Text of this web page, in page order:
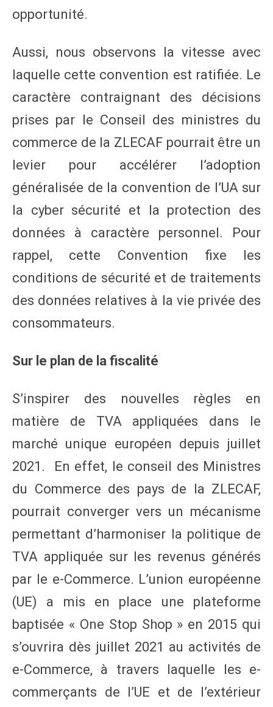
opportunité.
Aussi, nous observons la vitesse avec
laquelle cette convention est ratifiée. Le
caractère contraignant des décisions
prises par le Conseil des ministres du
commerce de la ZLECAF pourrait être un
levier pour accélérer l’adoption
généralisée de la convention de l’UA sur
la cyber sécurité et la protection des
données à caractère personnel. Pour
rappel, cette Convention fixe les
conditions de sécurité et de traitements
des données relatives à la vie privée des
consommateurs.
Sur le plan de la fiscalité
S’inspirer des nouvelles règles en
matière de TVA appliquées dans le
marché unique européen depuis juillet
2021. En effet, le conseil des Ministres
du Commerce des pays de la ZLECAF,
pourrait converger vers un mécanisme
permettant d’harmoniser la politique de
TVA appliquée sur les revenus générés
par le e-Commerce. L’union européenne
(UE) a mis en place une plateforme
baptisée « One Stop Shop » en 2015 qui
s’ouvrira dès juillet 2021 au activités de
e-Commerce, à travers laquelle les e-
commerçants de l’UE et de l’extérieur